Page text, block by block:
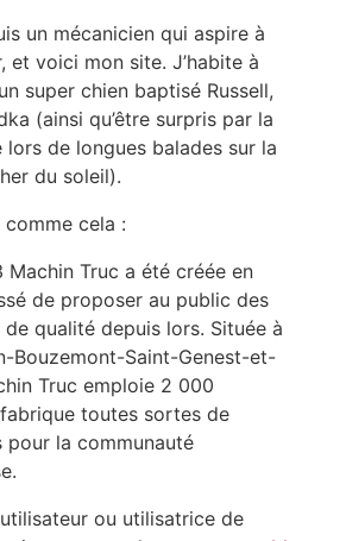
un mécanicien qui aspire à
et voici mon site. J’habite à
super chien baptisé Russell,
(ainsi qu’être surpris par la
lors de longues balades sur la
du soleil).
cela :
Machin Truc a été créée en
de proposer au public des
qualité depuis lors. Située à
Bouzemont-Saint-Genest-et-
Truc emploie 2 000
toutes sortes de
pour la communauté
ou utilisatrice de